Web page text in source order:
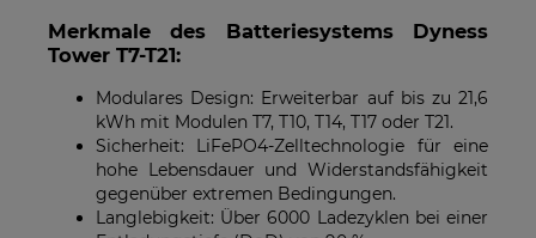
Merkmale des Batteriesystems Dyness
Tower T7-T21:
Modulares Design: Erweiterbar auf bis zu 21,6
kWh mit Modulen T7, T10, T14, T17 oder T21.
Sicherheit: LiFePO4-Zelltechnologie für eine
hohe Lebensdauer und Widerstandsfähigkeit
gegenüber extremen Bedingungen.
Langlebigkeit: Über 6000 Ladezyklen bei einer